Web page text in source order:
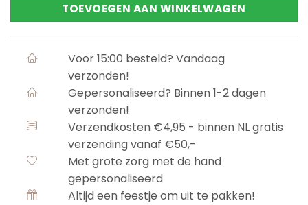
TOEVOEGEN AAN WINKELWAGEN
Voor 15:00 besteld? Vandaag
verzonden!
Gepersonaliseerd? Binnen 1-2 dagen
verzonden!
Verzendkosten €4,95 - binnen NL gratis
verzending vanaf €50,-
Met grote zorg met de hand
gepersonaliseerd
Altijd een feestje om uit te pakken!